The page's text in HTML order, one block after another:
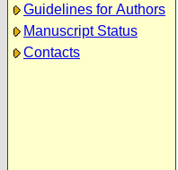
Guidelines for Authors
Manuscript Status
Contacts